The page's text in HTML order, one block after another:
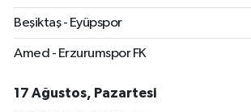
Beşiktaş - Eyüpspor
Amed - Erzurumspor FK
17 Ağustos, Pazartesi